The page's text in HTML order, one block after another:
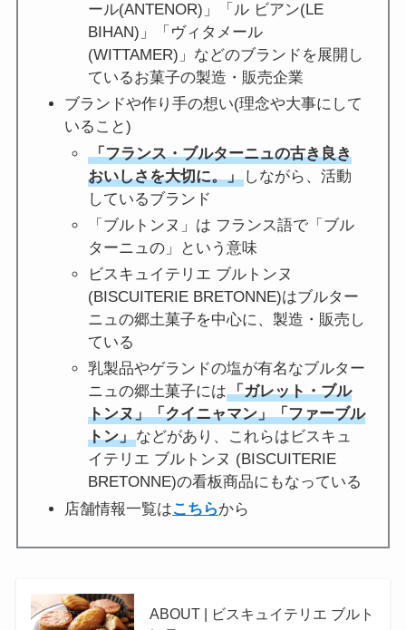
ール(ANTENOR)」「ル ビアン(LE
BIHAN)」「ヴィタメール
(WITTAMER)」などのブランドを展開し
ているお菓子の製造・販売企業
ブランドや作り手の想い(理念や大事にして
いること)
「フランス・ブルターニュの古き良き
おいしさを大切に。」しながら、活動
しているブランド
「ブルトンヌ」は フランス語で「ブル
ターニュの」という意味
ビスキュイテリエ ブルトンヌ
(BISCUITERIE BRETONNE)はブルター
ニュの郷土菓子を中心に、製造・販売し
ている
乳製品やゲランドの塩が有名なブルター
ニュの郷土菓子には「ガレット・ブル
トンヌ」「クイニャマン」「ファーブル
トン」などがあり、これらはビスキュ
イテリエ ブルトンヌ (BISCUITERIE
BRETONNE)の看板商品にもなっている
店舗情報一覧はこちらから
ABOUT | ビスキュイテリエ ブルト